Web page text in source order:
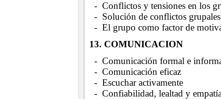
- Conflictos y tensiones en los
- Solución de conflictos grupales
- El grupo como factor de
13. COMUNICACION
- Comunicación formal e
- Comunicación eficaz
- Escuchar activamente
- Confiabilidad, lealtad y